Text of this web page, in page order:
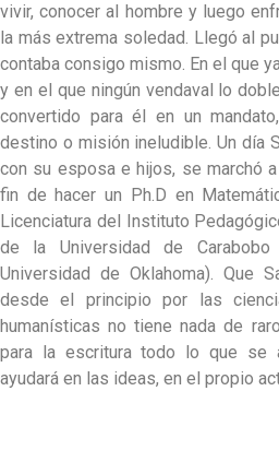
vivir, conocer al hombre y luego
la más extrema soledad. Llegó al
contaba consigo mismo. En el que
y en el que ningún vendaval lo
convertido para él en un
destino o misión ineludible. Un día
con su esposa e hijos, se marchó
fin de hacer un Ph.D en
Licenciatura del Instituto
de la Universidad de
Universidad de Oklahoma). Que
desde el principio por las
humanísticas no tiene nada de
para la escritura todo lo que se
ayudará en las ideas, en el propio